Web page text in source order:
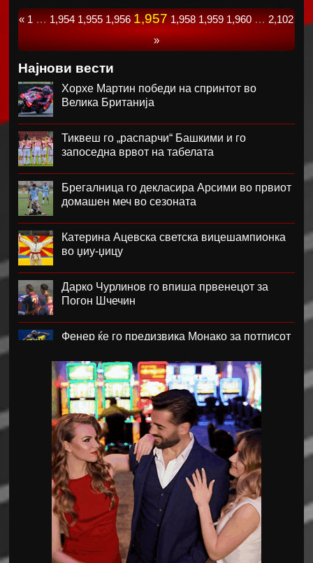
« 1 … 1,954 1,955 1,956 1,957 1,958 1,959 1,960 … 2,102
»
Најнови вести
Хорхе Мартин победи на спринтот во
Велика Британија
Тиквеш го „распарчи“ Башкими и го
запоседна врвот на табелата
Брегалница го декласира Арсими во првиот
домашен меч во сезоната
Катерина Ацевска светска вицешампионка
во џиу-џицу
Дарко Чурлинов го впиша првенецот за
Погон Шчечин
Фенер ќе го предизвика Монако за потписот
Челзи убедливо го надигра Милан во
Австралија
Кенан Јилдиз на листата на желби на
Арсенал
Фисник Аслани не ги мина лекарските
прегледи во РБ Лајпциг
Интер подобар од Јуве во тест меч во Перт